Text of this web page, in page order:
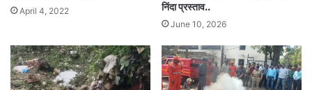
April 4, 2022
निंदा प्रस्ताव..
June 10, 2026